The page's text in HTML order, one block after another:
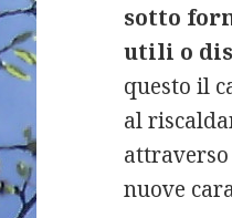
sotto
utili o
questo il
al
nuove